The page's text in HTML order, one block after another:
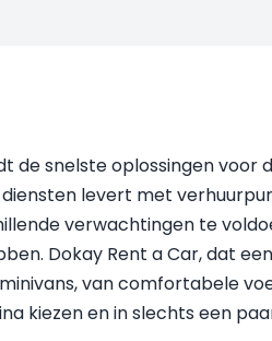
de snelste oplossingen voor
levert met
verwachtingen te
Dokay Rent a Car, dat
van comfortabele
kiezen en in slechts een